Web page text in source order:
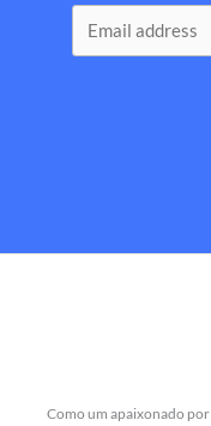
Como um apaixonado